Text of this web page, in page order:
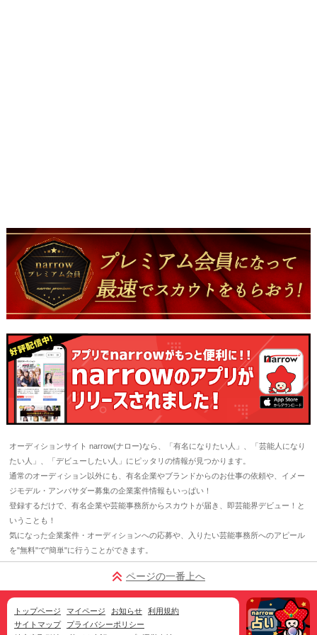
オーディションサイト narrow(ナロー)なら、「有名になりたい人」、「芸能人になり
たい人」、「デビューしたい人」にピッタリの情報が見つかります。
通常のオーディション以外にも、有名企業やブランドからのお仕事の依頼や、イメー
ジモデル・アンバサダー募集の企業案件情報もいっぱい！
登録するだけで、有名企業や芸能事務所からスカウトが届き、即芸能界デビュー！と
いうことも！
気になった企業案件・オーディションへの応募や、入りたい芸能事務所へのアピール
を"無料"で"簡単"に行うことができます。
ページの一番上へ
トップページ マイページ お知らせ
利用規約
サイトマップ
プライバシーポリシー